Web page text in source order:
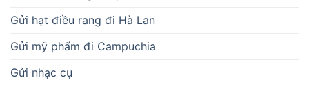
Gửi hạt điều rang đi Hà Lan
Gửi mỹ phẩm đi Campuchia
Gửi nhạc cụ